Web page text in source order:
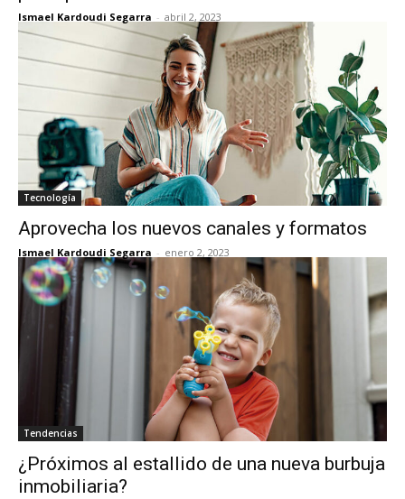
Ismael Kardoudi Segarra - abril 2, 2023
Tecnología
Aprovecha los nuevos canales y formatos
Ismael Kardoudi Segarra - enero 2, 2023
Tendencias
¿Próximos al estallido de una nueva burbuja
inmobiliaria?